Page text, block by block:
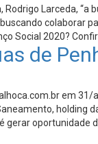
Larceda,
colaborar
Social 2020?
de
em 31/
holding
gerar